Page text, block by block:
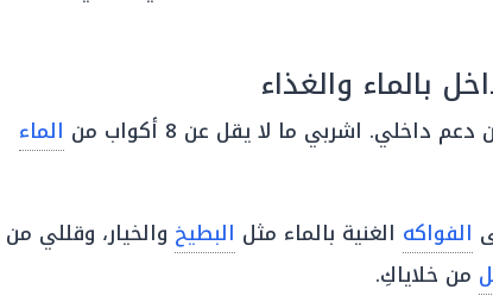
بالماء والغذاء
داخلي. اشربي ما لا يقل عن 8 أكواب من
الماء
الفواكه الغنية بالماء مثل البطيخ والخيار، وقللي من
من خلاياكِ.